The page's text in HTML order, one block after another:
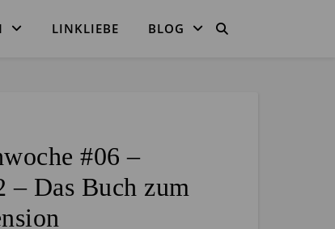
LINKLIEBE BLOG
#06 –
– Das Buch zum